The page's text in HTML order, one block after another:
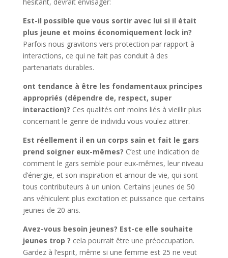
Est-il possible que vous sortir avec lui si il était
plus jeune et moins économiquement lock in?
Parfois nous gravitons vers protection par rapport à
interactions, ce qui ne fait pas conduit à des
partenariats durables.
ont tendance à être les fondamentaux principes
appropriés (dépendre de, respect, super
interaction)? Ces qualités ont moins liés à vieillir plus
concernant le genre de individu vous voulez attirer.
Est réellement il en un corps sain et fait le gars
prend soigner eux-mêmes? C’est une indication de
comment le gars semble pour eux-mêmes, leur niveau
d’énergie, et son inspiration et amour de vie, qui sont
tous contributeurs à un union. Certains jeunes de 50
ans véhiculent plus excitation et puissance que certains
jeunes de 20 ans.
Avez-vous besoin jeunes? Est-ce elle souhaite
jeunes trop ? cela pourrait être une préoccupation.
Gardez à l’esprit, même si une femme est 25 ne veut